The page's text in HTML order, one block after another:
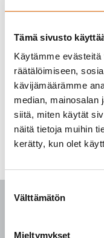
Tämä sivusto
Käytämme
räätälöimiseen,
kävijämäärämme
median, mainosalan
siitä, miten käytät
näitä tietoja muihin
kerätty, kun olet
valinta
Välttämätön
Mieltymykset